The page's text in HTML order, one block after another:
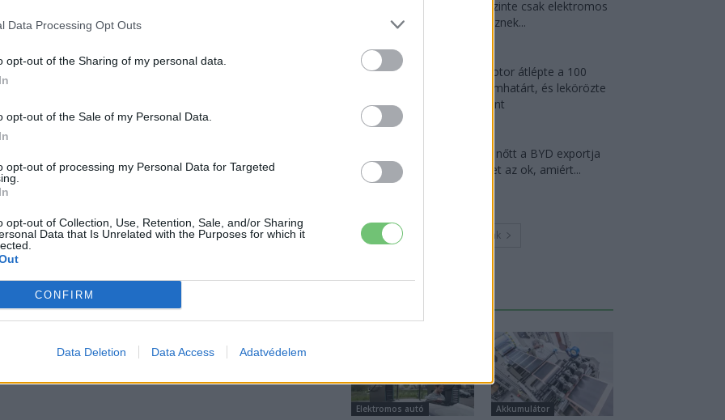
Data Processing Opt Outs
opt-out of the Sharing of my personal data.
opt-out of the Sale of my Personal Data.
opt-out of processing my Personal Data for Targeted
opt-out of Collection, Use, Retention, Sale, and/or Sharing
Data that Is Unrelated with the Purposes for which it
CONFIRM
Data Deletion Data Access Adatvédelem
lap információját megerősítve közölte, hogy a
náluk is szinte csak elektromos
autót vesznek...
A Leapmotor átlépte a 100
ezres álomhatárt, és lekörözte
a Changant
124%-kal nőtt a BYD exportja
— ez lehet az ok, amiért...
Továbbiak
Elektromos autó Akkumulátor